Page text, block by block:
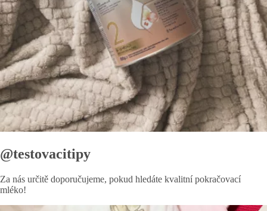
@testovacitipy
Za nás určitě doporučujeme, pokud hledáte kvalitní pokračovací
mléko!